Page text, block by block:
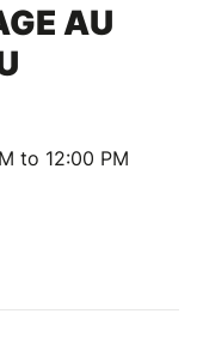
AU
to 12:00 PM